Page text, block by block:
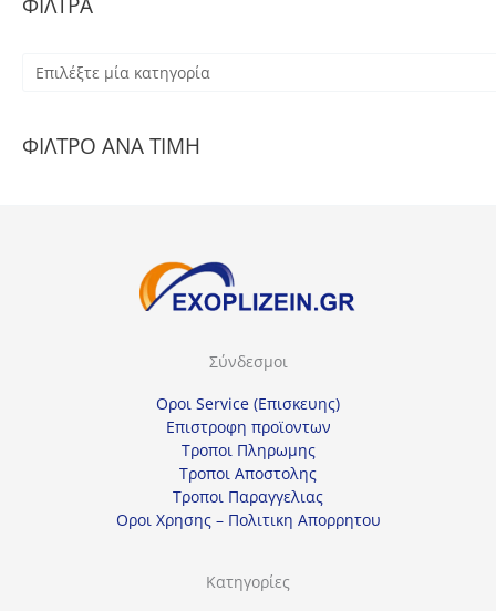
λ
ΦΙΛΤΡΟ ΑΝΑ ΤΙΜΗ
Σύνδεσμοι
Οροι Service (Επισκευης)
Επιστροφη προϊοντων
Τροποι Πληρωμης
Τροποι Αποστολης
Τροποι Παραγγελιας
Οροι Χρησης – Πολιτικη Απορρητου
Κατηγορίες